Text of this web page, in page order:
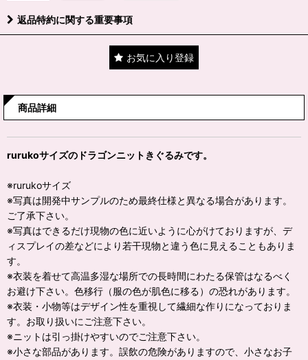
返品特約に関する重要事項
お気に入り登録
商品詳細
rurukoサイズのドラゴンニットきぐるみです。
※rurukoサイズ
※写真は開発中サンプルのため最終仕様と異なる場合があります。
ご了承下さい。
※写真はできるだけ現物の色に近いように心がけておりますが、デ
ィスプレイの差などにより若干現物と違う色に見えることもありま
す。
※衣装を着せて高温多湿な場所での長時間にわたる保管はなるべく
お避け下さい。色移行（服の色が肌色に移る）の恐れがあります。
※衣装・小物等はデザイン性を重視して繊細な作りになっておりま
す。お取り扱いにご注意下さい。
※ニットは引っ掛けやすいのでご注意下さい。
※小さな部品があります。誤飲の危険がありますので、小さなお子